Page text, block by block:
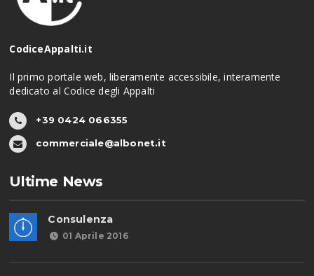
CodiceAppalti.it
Il primo portale web, liberamente accessibile, interamente
dedicato al Codice degli Appalti
+39 0424 066355
commerciale@albonet.it
Ultime News
Consulenza
01 Aprile 2016